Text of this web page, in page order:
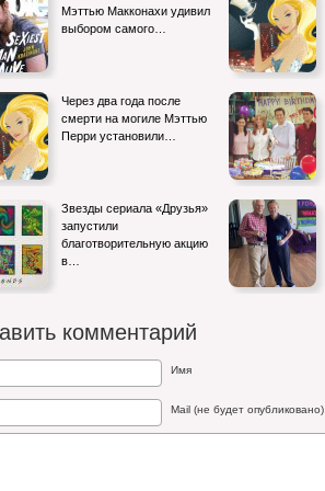
Мэттью Макконахи удивил
выбором самого…
Через два года после
смерти на могиле Мэттью
Перри установили…
Звезды сериала «Друзья»
запустили
благотворительную акцию
в…
комментарий
Имя
Mail (не будет опубликовано)